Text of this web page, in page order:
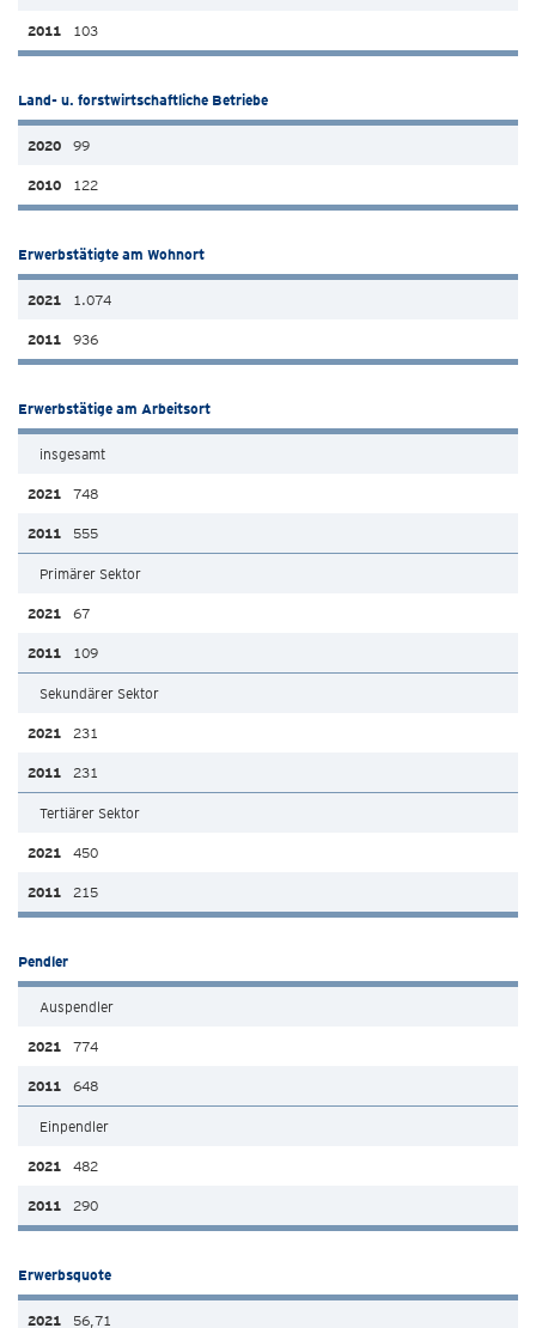
103
Land- u. forstwirtschaftliche Betriebe
99
122
Erwerbstätigte am Wohnort
1.074
936
Erwerbstätige am Arbeitsort
insgesamt
748
555
Primärer Sektor
67
109
Sekundärer Sektor
231
231
Tertiärer Sektor
450
215
Pendler
Auspendler
774
648
Einpendler
482
290
Erwerbsquote
56,71